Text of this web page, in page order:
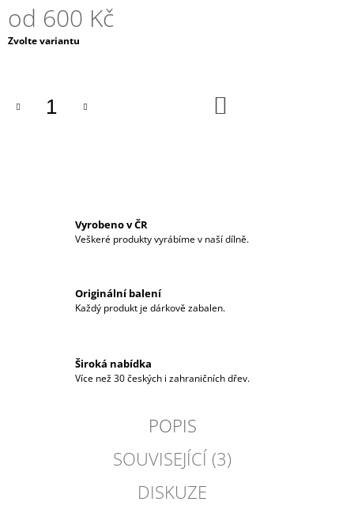
od 600 Kč
Měrná
Zvolte variantu
Vyrobeno v ČR
Veškeré produkty vyrábíme v naší dílně.
Originální balení
Každý produkt je dárkově zabalen.
Široká nabídka
Více než 30 českých i zahraničních dřev.
POPIS
SOUVISEJÍCÍ (3)
DISKUZE
Kč